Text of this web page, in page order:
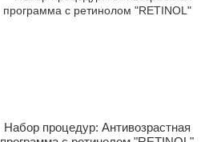
Набор процедур: Антивозрастная